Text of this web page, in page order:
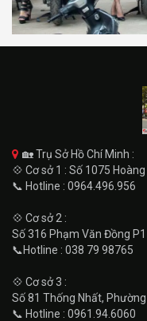
🏡 Trụ Sở Hồ Chí Minh :
💠 Cơ sở 1 : Số 1075 Hoàng
📞 Hotline : 0964.496.956
💠 Cơ sở 2 :
Số 316 Phạm Văn Đồng P1
📞Hotline : 038 79 98765
💠 Cơ sở 3 :
Số 81 Thống Nhất,
📞 Hotline : 0961.94.6060